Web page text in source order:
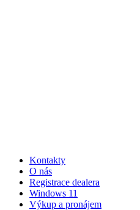
Kontakty
O nás
Registrace dealera
Windows 11
Výkup a pronájem